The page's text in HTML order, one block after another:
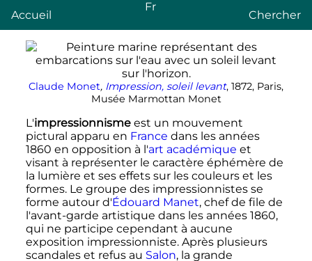
Accueil
Fr
Chercher
Claude Monet, Impression, soleil levant, 1872, Paris,
Musée Marmottan Monet
L'impressionnismeest un mouvement
pictural apparu en France dans les années
1860 en opposition à l'art académique et
visant à représenter le caractère éphémère de
la lumière et ses effets sur les couleurs et les
formes. Le groupe des impressionnistes se
forme autour d'Édouard Manet, chef de file de
l'avant-garde artistique dans les années 1860,
qui ne participe cependant à aucune
exposition impressionniste. Après plusieurs
scandales et refus au Salon, la grande